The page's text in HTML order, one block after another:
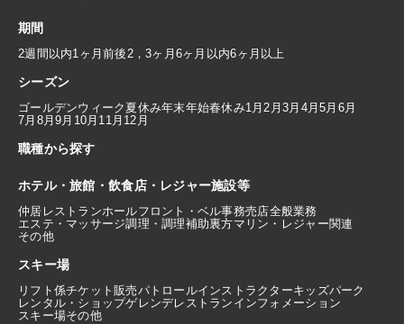
期間
2週間以内1ヶ月前後2，3ヶ月 6ヶ月以内6ヶ月以上
シーズン
ゴールデンウィーク 夏休み年末年始春休み1月2月3月 4月5月 6月
7月 8月9月 10月 11月 12月
職種から探す
ホテル・旅館・飲食店・レジャー施設等
仲居 レストランホールフロント・ベル事務売店全般業務
エステ・マッサージ調理・調理補助裏方マリン・レジャー関連
その他
スキー場
リフト係チケット販売パトロールインストラクターキッズパーク
レンタル・ショップゲレンデレストラン インフォメーション
スキー場その他